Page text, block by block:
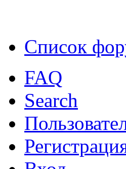
Список
FAQ
Search